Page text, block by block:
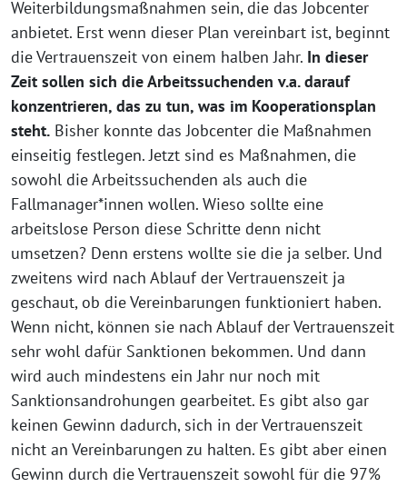
Weiterbildungsmaßnahmen sein, die das Jobcenter
anbietet. Erst wenn dieser Plan vereinbart ist, beginnt
die Vertrauenszeit von einem halben Jahr. In dieser
Zeit sollen sich die Arbeitssuchenden v.a. darauf
konzentrieren, das zu tun, was im Kooperationsplan
steht. Bisher konnte das Jobcenter die Maßnahmen
einseitig festlegen. Jetzt sind es Maßnahmen, die
sowohl die Arbeitssuchenden als auch die
Fallmanager*innen wollen. Wieso sollte eine
arbeitslose Person diese Schritte denn nicht
umsetzen? Denn erstens wollte sie die ja selber. Und
zweitens wird nach Ablauf der Vertrauenszeit ja
geschaut, ob die Vereinbarungen funktioniert haben.
Wenn nicht, können sie nach Ablauf der Vertrauenszeit
sehr wohl dafür Sanktionen bekommen. Und dann
wird auch mindestens ein Jahr nur noch mit
Sanktionsandrohungen gearbeitet. Es gibt also gar
keinen Gewinn dadurch, sich in der Vertrauenszeit
nicht an Vereinbarungen zu halten. Es gibt aber einen
Gewinn durch die Vertrauenszeit sowohl für die 97%